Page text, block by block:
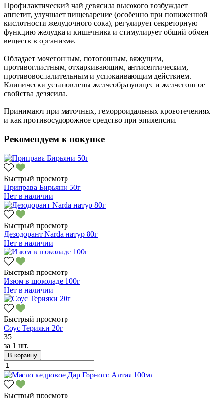
Профилактический чай девясила высокого возбуждает
аппетит, улучшает пищеварение (особенно при пониженной
кислотности желудочного сока), регулирует секреторную
функцию желудка и кишечника и стимулирует общий обмен
веществ в организме.
Обладает мочегонным, потогонным, вяжущим,
противоглистным, отхаркивающим, антисептическим,
противовоспалительным и успокаивающим действием.
Клинически установлены желчеобразующее и желчегонное
свойства девясила.
Принимают при маточных, геморроидальных кровотечениях
и как противосудорожное средство при эпилепсии.
Рекомендуем к покупке
Быстрый просмотр
Приправа Бирьяни 50г
Нет в наличии
Быстрый просмотр
Дезодорант Narda натур 80г
Нет в наличии
Быстрый просмотр
Изюм в шоколаде 100г
Нет в наличии
Быстрый просмотр
Соус Терияки 20г
35
за 1 шт.
В корзину
Быстрый просмотр